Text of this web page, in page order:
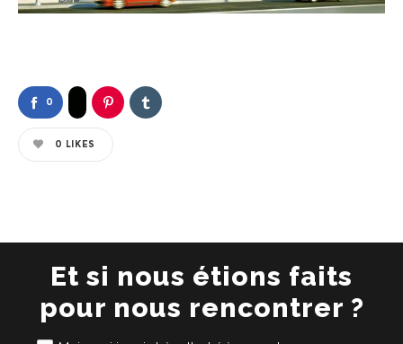
0
0 LIKES
Et si nous étions faits
pour nous rencontrer ?